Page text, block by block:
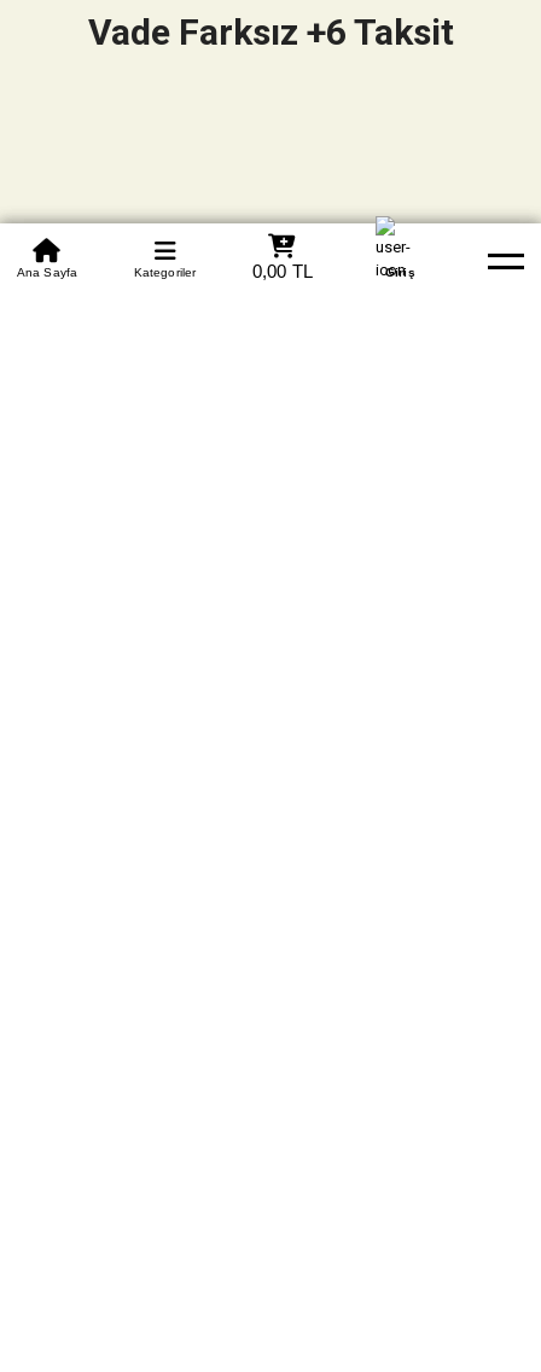
0850 305 09 70
Beden Tablosu Banka Hesapları Whatsapp Yardım
Ana Sayfa Kategoriler 0,00 TL Giriş
Vade Farksız +6 Taksit